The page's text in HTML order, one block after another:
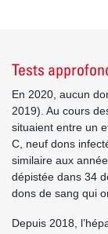
Tests
En 2020, aucun
2019). Au cours
situaient entre un
C, neuf dons
similaire aux
dépistée dans 34
dons de sang qui
Depuis 2018,